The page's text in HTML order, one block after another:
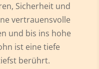
Sicherheit und
vertrauensvolle
und bis ins hohe
ist eine tiefe
berührt.